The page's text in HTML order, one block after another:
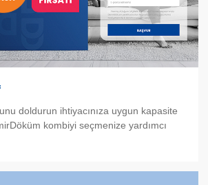
doldurun ihtiyacınıza uygun kapasite
kombiyi seçmenize yardımcı